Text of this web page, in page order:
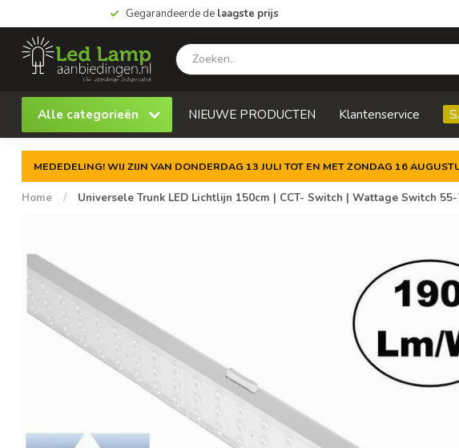
Gegarandeerde de laagste prijs
Alle categorieën NIEUWE PRODUCTEN Klantenservice
MEDEDELING! WIJ ZIJN VAN DONDERDAG 13 JULI TOT EN MET ZONDAG 16
Home / Universele Trunk LED Lichtlijn 150cm | CCT- Switch | Wattage Switch